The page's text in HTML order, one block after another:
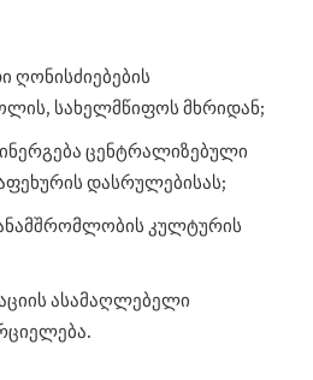
ღონისძიებების
სახელმწიფოს მხრიდან;
ცენტრალიზებული
დასრულებისას;
კულტურის
ასამაღლებელი